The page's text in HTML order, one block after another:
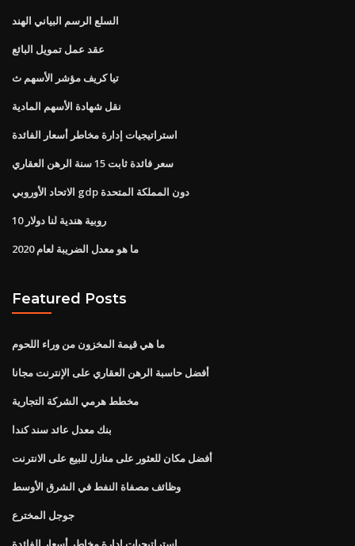
السلع الرسم البياني الهند
عقد عمل تمويل البائع
تيا كريف مؤشر الأسهم ث
نقل شهادة الأسهم المادية
استراتيجيات إدارة مخاطر أسعار الفائدة
سعر فائدة ثابت 15 سنة الرهن العقاري
الاتحاد الأوروبي gdp دون المملكة المتحدة
10 روبية هندية لنا دولار
ما هو معدل الضريبة لعام 2020
Featured Posts
ما هي قيمة المخزون من وراء اللحوم
أفضل حاسبة الرهن العقاري على الإنترنت مجانا
مخطط هرمي الشركة التجارية
بنك معدل عائد سند كندا
أفضل مكان للعثور على منازل للبيع على الانترنت
وظائف مصفاة النفط في الشرق الأوسط
جوجل المخترع